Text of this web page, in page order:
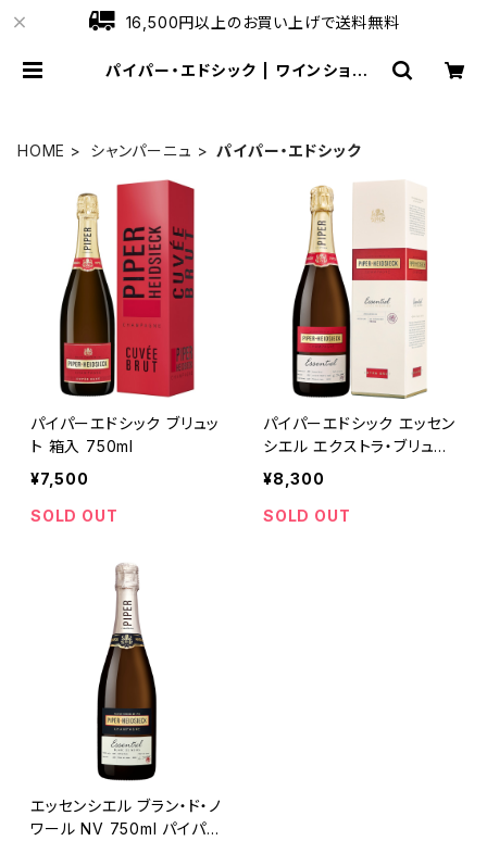
16,500円以上のお買い上げで送料無料
パイパー・エドシック | ワインショップ
HOME シャンパーニュ パイパー・エドシック
パイパーエドシック ブリュッ
ト 箱入 750ml
¥7,500
SOLD OUT
パイパーエドシック エッセン
シエル エクストラ・ブリュッ
ト 箱入 750ml
¥8,300
SOLD OUT
エッセンシエル ブラン・ド・ノ
ワール NV 750ml パイパ